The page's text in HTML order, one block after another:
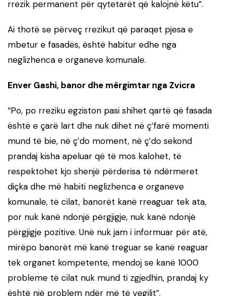
rrezik permanent për qytetarët që kalojnë këtu”.
Ai thotë se përveç rrezikut që paraqet pjesa e
mbetur e fasadës, është habitur edhe nga
neglizhenca e organeve komunale.
Enver Gashi, banor dhe mërgimtar nga Zvicra
“Po, po rreziku egziston pasi shihet qartë që fasada
është e çarë lart dhe nuk dihet në ç’farë momenti
mund të bie, në ç’do moment, në ç’do sekond
prandaj kisha apeluar që të mos kalohet, të
respektohet kjo shenjë përderisa të ndërmeret
diçka dhe më habiti neglizhenca e organeve
komunale, të cilat, banorët kanë rreaguar tek ata,
por nuk kanë ndonjë përgjigje, nuk kanë ndonjë
përgjigje pozitive. Unë nuk jam i informuar për atë,
mirëpo banorët më kanë treguar se kanë reaguar
tek organet kompetente, mendoj se kanë 1000
probleme të cilat nuk mund ti zgjedhin, prandaj ky
është një problem ndër më të vegjlit”.